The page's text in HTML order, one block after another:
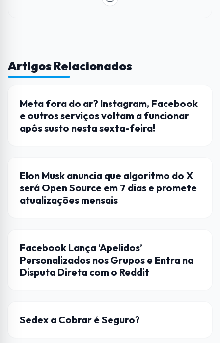
Artigos Relacionados
FACEBOOK
Meta fora do ar? Instagram, Facebook
e outros serviços voltam a funcionar
após susto nesta sexta-feira!
ELON MUSK
Elon Musk anuncia que algoritmo do X
será Open Source em 7 dias e promete
atualizações mensais
FACEBOOK
Facebook Lança ‘Apelidos’
Personalizados nos Grupos e Entra na
Disputa Direta com o Reddit
CORREIOS
Sedex a Cobrar é Seguro?